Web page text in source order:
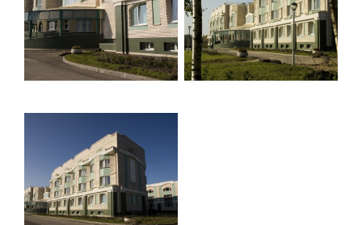
Торгово-развлекательный центр Вернисаж в
Кингисеппе